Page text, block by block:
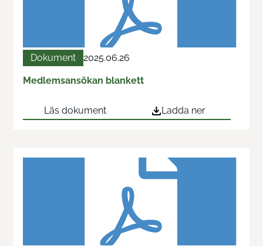
Dokument 2025.06.26
Medlemsansökan blankett
Läs dokument Ladda ner